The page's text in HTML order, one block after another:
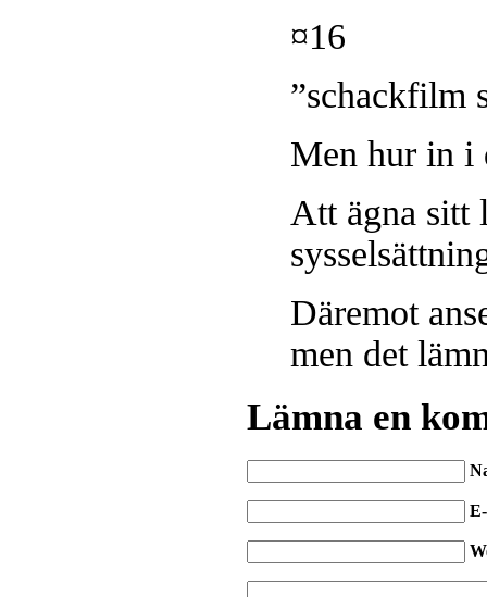
¤16
”schackfilm
Men hur in i
Att ägna sitt
Däremot
men det
Lämna en